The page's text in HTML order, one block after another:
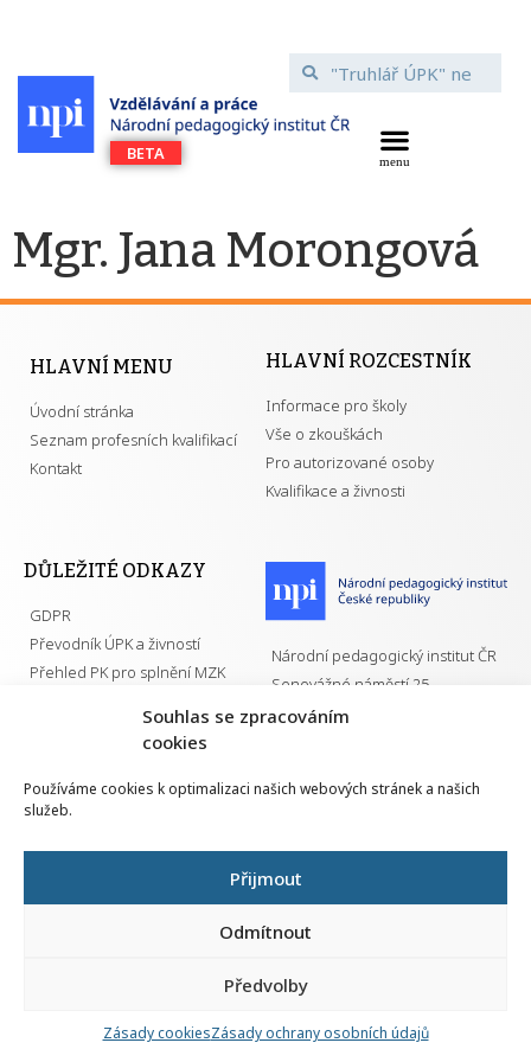
Souhlas se zpracováním
cookies
Používáme cookies k optimalizaci našich webových stránek a našich
služeb.
Přijmout
Odmítnout
Předvolby
Zásady cookiesZásady ochrany osobních údajů
Mgr. Jana Morongová
HLAVNÍ MENU
Úvodní stránka
Seznam profesních kvalifikací
Kontakt
HLAVNÍ ROZCESTNÍK
Informace pro školy
Vše o zkouškách
Pro autorizované osoby
Kvalifikace a živnosti
DŮLEŽITÉ ODKAZY
GDPR
Převodník ÚPK a živností
Přehled PK pro splnění MZK
Národní pedagogický institut ČR
Senovážné náměstí 25
110 00 Praha 1